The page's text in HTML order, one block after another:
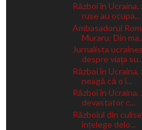
Război în
ruse au ocupa...
Ambasadorul
Muraru: Din
Jurnalista
despre viaţa
Război în
neagă că o î...
Război în
devastator c...
Războiul din
înțelege delo...